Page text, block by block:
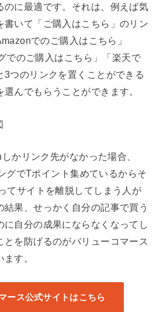
のに最適です。それは、例えば気
書いて「ご購入はこちら」のリン
でのご購入はこちら」
でのご購入はこちら」「楽天で
3つのリンクを置くことができる
んでもらうことができます。
かリンク先がなかった場合、
グでTポイント集めているからそ
てサイトを離脱してしまう人が
結果、せっかく自分の記事で買う
に自分の成果にならなくなってし
とを防げるのがバリューコマース
す。
ース公式サイトはこちら